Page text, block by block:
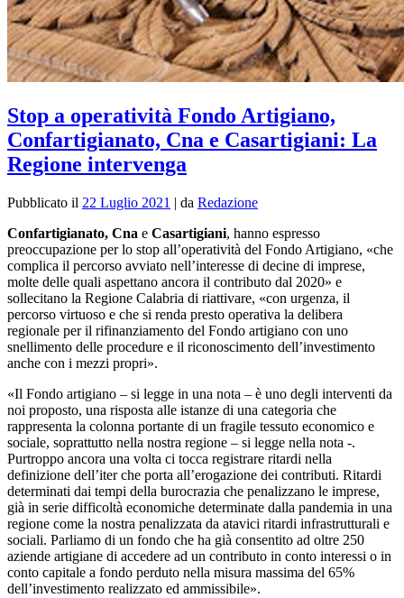
Stop a operatività Fondo Artigiano,
Confartigianato, Cna e Casartigiani: La
Regione intervenga
Pubblicato il 22 Luglio 2021 | da Redazione
Confartigianato, Cna e Casartigiani, hanno espresso
preoccupazione per lo stop all’operatività del Fondo Artigiano, «che
complica il percorso avviato nell’interesse di decine di imprese,
molte delle quali aspettano ancora il contributo dal 2020» e
sollecitano la Regione Calabria di riattivare, «con urgenza, il
percorso virtuoso e che si renda presto operativa la delibera
regionale per il rifinanziamento del Fondo artigiano con uno
snellimento delle procedure e il riconoscimento dell’investimento
anche con i mezzi propri».
«Il Fondo artigiano – si legge in una nota – è uno degli interventi da
noi proposto, una risposta alle istanze di una categoria che
rappresenta la colonna portante di un fragile tessuto economico e
sociale, soprattutto nella nostra regione – si legge nella nota -.
Purtroppo ancora una volta ci tocca registrare ritardi nella
definizione dell’iter che porta all’erogazione dei contributi. Ritardi
determinati dai tempi della burocrazia che penalizzano le imprese,
già in serie difficoltà economiche determinate dalla pandemia in una
regione come la nostra penalizzata da atavici ritardi infrastrutturali e
sociali. Parliamo di un fondo che ha già consentito ad oltre 250
aziende artigiane di accedere ad un contributo in conto interessi o in
conto capitale a fondo perduto nella misura massima del 65%
dell’investimento realizzato ed ammissibile».